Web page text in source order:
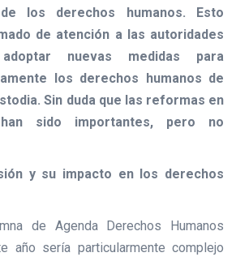
los derechos humanos. Esto
de atención a las autoridades
nuevas medidas para
los derechos humanos de
Sin duda que las reformas en
sido importantes, pero no
y su impacto en los derechos
de Agenda Derechos Humanos
año sería particularmente complejo